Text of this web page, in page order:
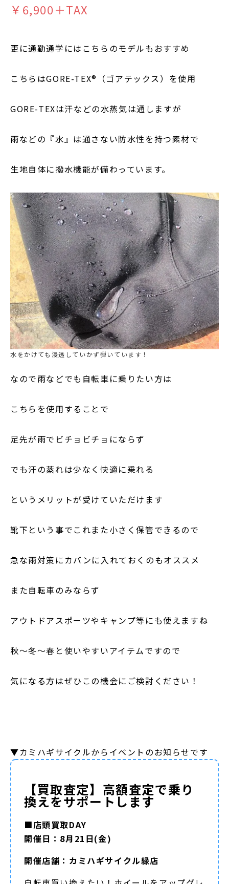
￥6,900＋TAX
更に通勤通学にはこちらのモデルもおすすめ
こちらはGORE-TEX®（ゴアテックス）を使用
GORE-TEXは汗などの水蒸気は通しますが
雨などの『水』は通さない防水性を持つ素材で
生地自体に撥水機能が備わっています。
水をかけても浸透していかず弾いています！
なので雨などでも自転車に乗りたい方は
こちらを使用することで
足先が雨でビチョビチョにならず
でも汗の蒸れは少なく快適に乗れる
というメリットが受けていただけます
靴下という事でこれまた小さく保管できるので
急な雨対策にカバンに入れておくのもオススメ
また自転車のみならず
アウトドアスポーツやキャンプ等にも使えますね
秋～冬～春と使いやすいアイテムですので
気になる方はぜひこの機会にご検討ください！
▼カミハギサイクルからイベントのお知らせです
【買取査定】高額査定で乗り
換えをサポートします
■店頭買取DAY
開催日：8月21日(金)
開催店舗：カミハギサイクル緑店